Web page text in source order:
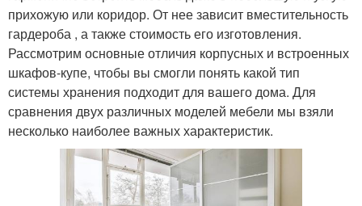
прихожую или коридор. От нее зависит вместительность
гардероба , а также стоимость его изготовления.
Рассмотрим основные отличия корпусных и встроенных
шкафов-купе, чтобы вы смогли понять какой тип
системы хранения подходит для вашего дома. Для
сравнения двух различных моделей мебели мы взяли
несколько наиболее важных характеристик.